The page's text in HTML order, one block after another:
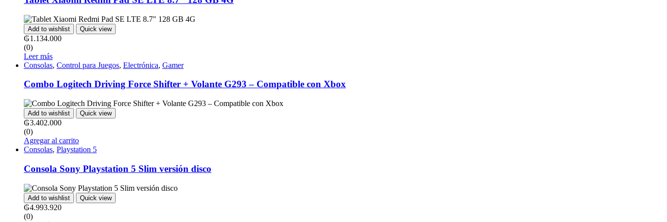
Add to wishlist Quick view
₲1.134.000
(0)
Leer más
Consolas, Control para Juegos, Electrónica, Gamer
Combo Logitech Driving Force Shifter + Volante G293 – Compatible con Xbox
Add to wishlist Quick view
₲3.402.000
(0)
Agregar al carrito
Consolas, Playstation 5
Consola Sony Playstation 5 Slim versión disco
Add to wishlist Quick view
₲4.993.920
(0)